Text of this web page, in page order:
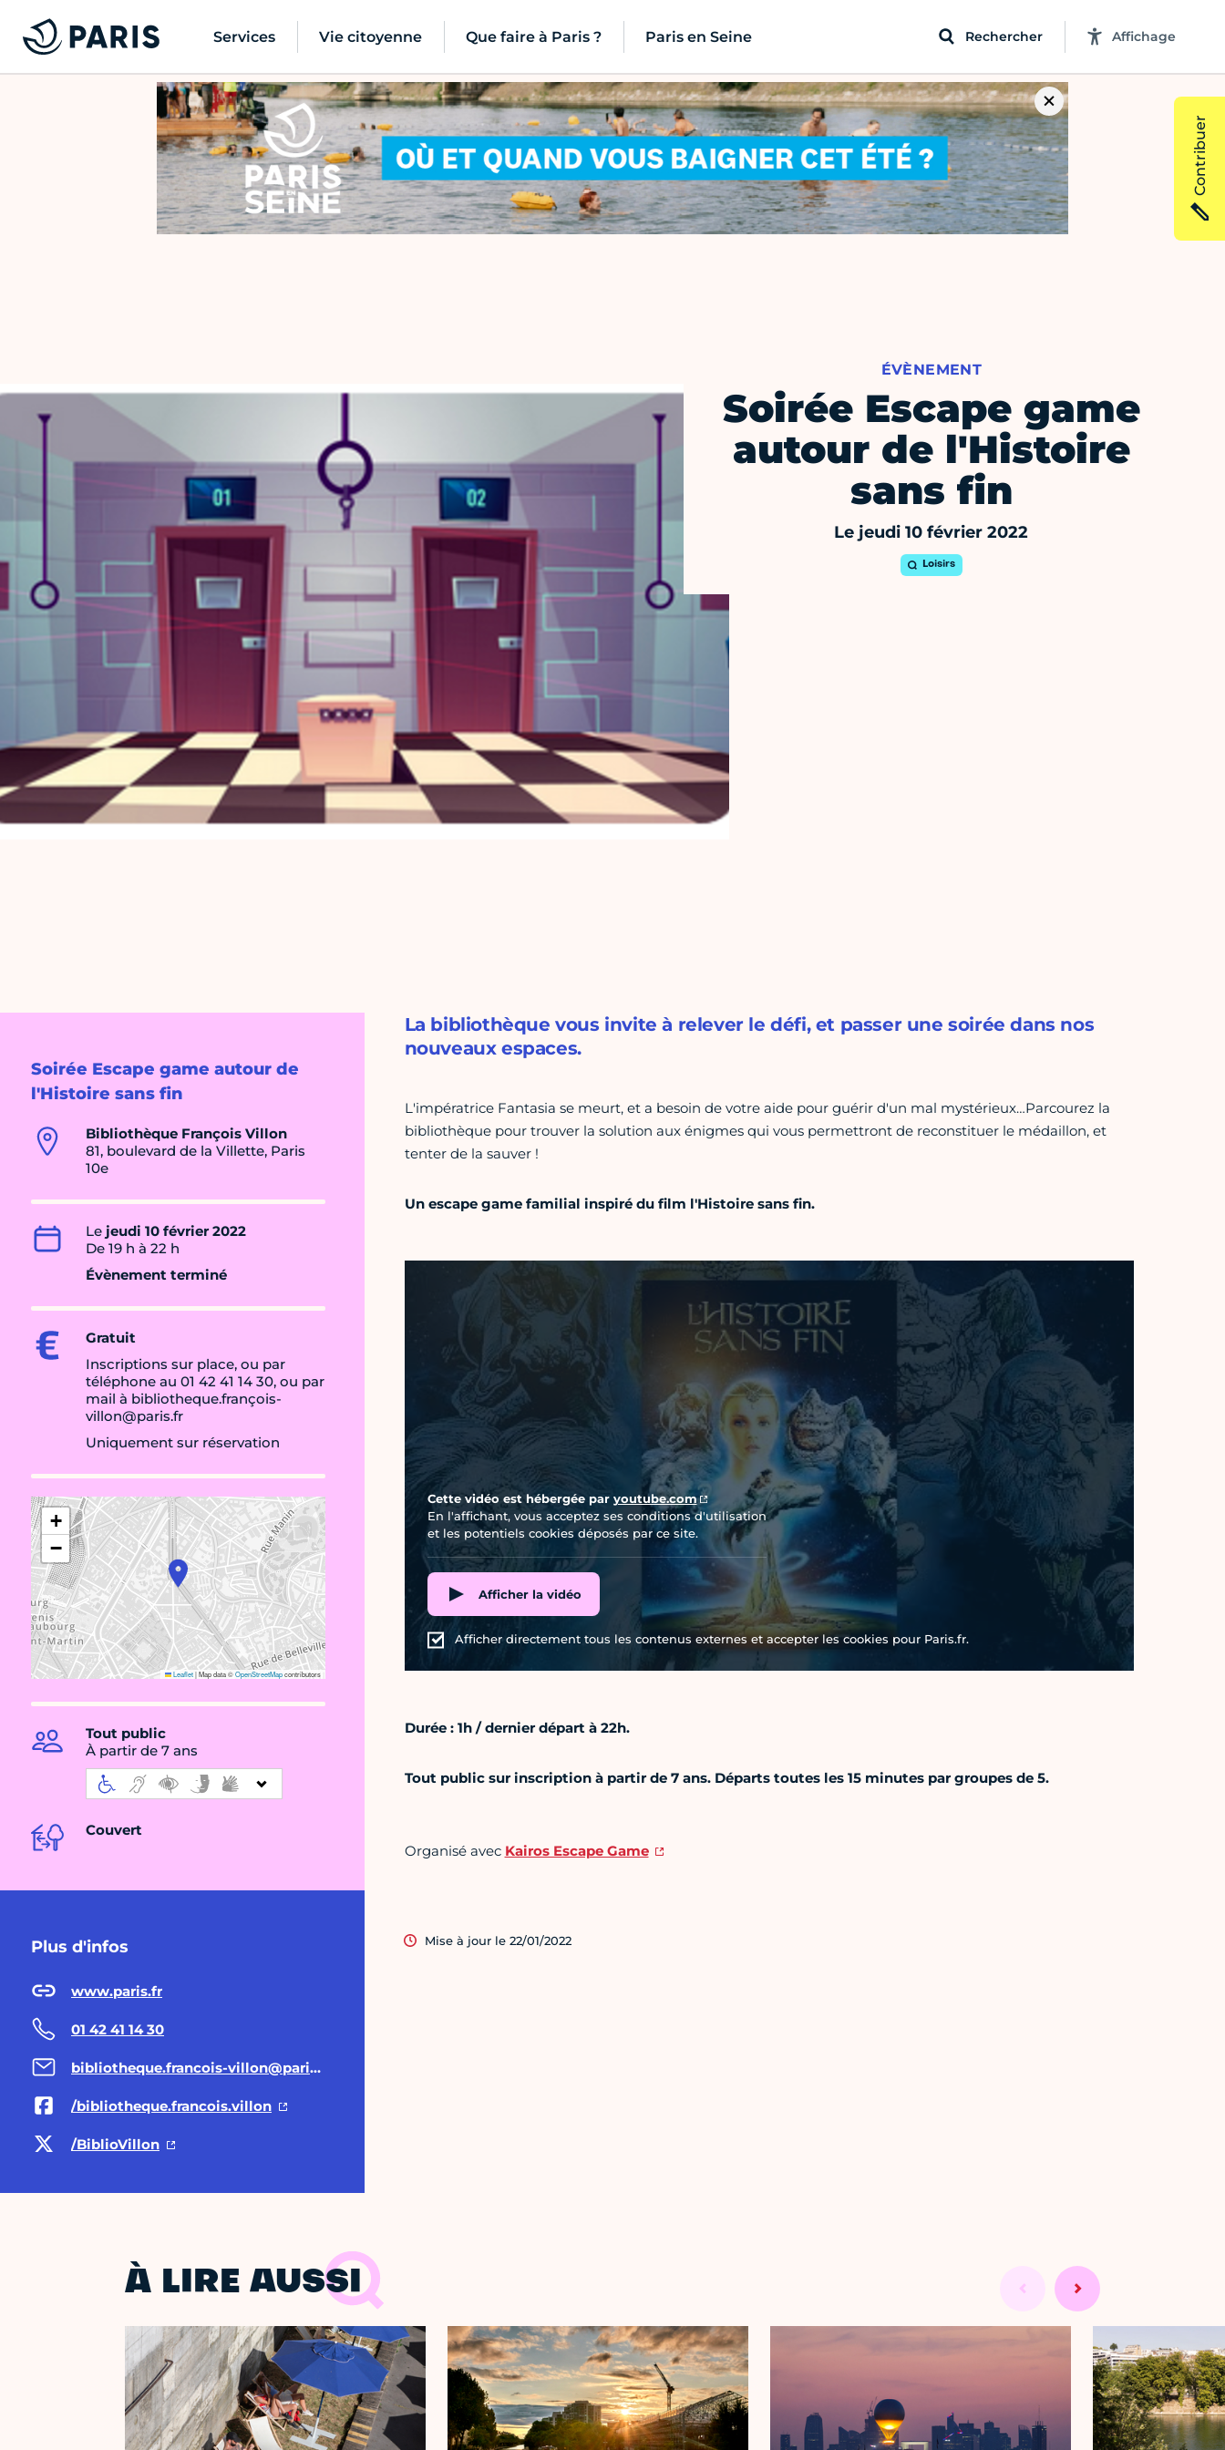
Services Vie citoyenne Que faire à Paris ? Paris en Seine Rechercher Affichage
ÉVÈNEMENT
Soirée Escape game
autour de l'Histoire
sans fin
Le jeudi 10 février 2022
Loisirs
Soirée Escape game autour de
l'Histoire sans fin
Bibliothèque François Villon
81, boulevard de la Villette, Paris
10e
Le jeudi 10 février 2022
De 19 h à 22 h
Évènement terminé
Gratuit
Inscriptions sur place, ou par
téléphone au 01 42 41 14 30, ou par
mail à bibliotheque.françois-
villon@paris.fr
Uniquement sur réservation
+
−
Leaflet|Map data ©OpenStreetMapcontributors
Tout public
À partir de 7 ans
Couvert
Plus d'infos
www.paris.fr
01 42 41 14 30
bibliotheque.francois-villon@paris.fr
/bibliotheque.francois.villon
/BiblioVillon
La bibliothèque vous invite à relever le défi, et passer une soirée dans nos
nouveaux espaces.
L'impératrice Fantasia se meurt, et a besoin de votre aide pour guérir d'un mal mystérieux…Parcourez la
bibliothèque pour trouver la solution aux énigmes qui vous permettront de reconstituer le médaillon, et
tenter de la sauver !
Un escape game familial inspiré du film l'Histoire sans fin.
Cette vidéo est hébergée par youtube.com
En l'affichant, vous acceptez ses conditions d'utilisation
et les potentiels cookies déposés par ce site.
Afficher la vidéo
Afficher directement tous les contenus externes et accepter les cookies pour Paris.fr.
Durée : 1h / dernier départ à 22h.
Tout public sur inscription à partir de 7 ans. Départs toutes les 15 minutes par groupes de 5.
Organisé avec Kairos Escape Game
Mise à jour le 22/01/2022
À LIRE AUSSI
Contribuer